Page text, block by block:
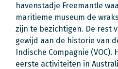
havenstadje Freemantle
maritieme museum de
zijn te bezichtigen. De rest
gewijd aan de historie van
Indische Compagnie (VOC).
eerste activiteiten in